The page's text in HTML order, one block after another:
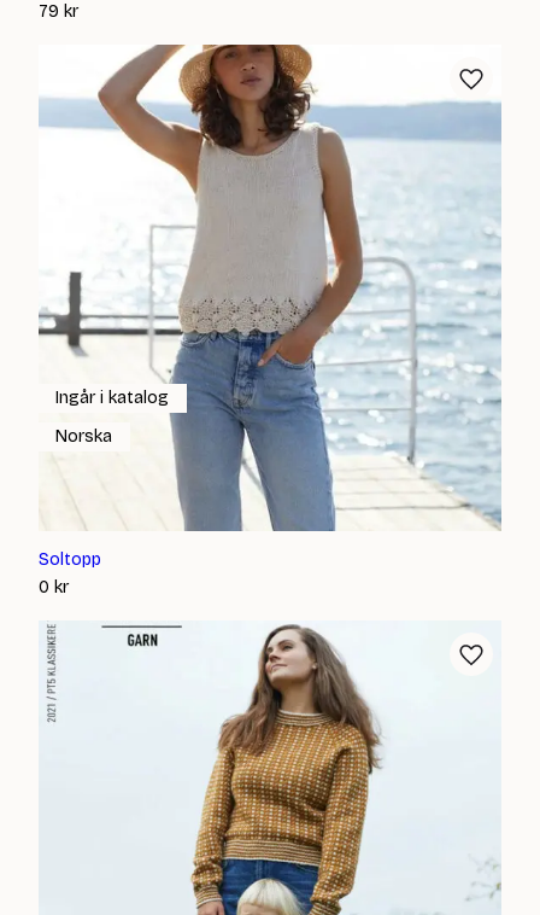
79 kr
Soltopp
0 kr
Ingår i katalog
Norska